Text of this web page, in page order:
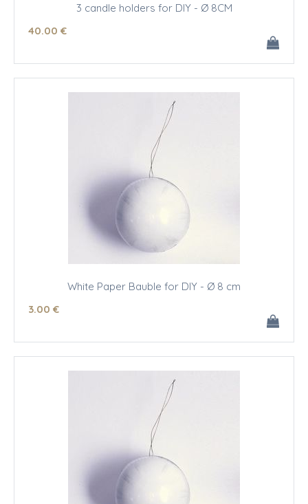
3 candle holders for DIY - Ø 8CM
40.00 €
White Paper Bauble for DIY - Ø 8 cm
3.00 €